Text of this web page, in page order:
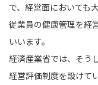
で、経営面においても
従業員の健康管理を経
いいます。
経済産業省では、そう
経営評価制度を設けて